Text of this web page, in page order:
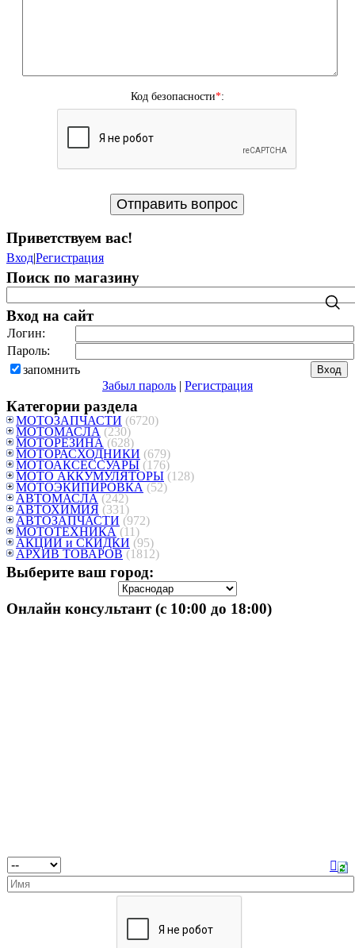
Код безопасности*:
Приветствуем вас!
Вход|Регистрация
Поиск по магазину
Вход на сайт
Логин:
Пароль:
запомнить
Забыл пароль | Регистрация
Категории раздела
МОТОЗАПЧАСТИ (6720)
МОТОМАСЛА (230)
МОТОРЕЗИНА (628)
МОТОРАСХОДНИКИ (679)
МОТОАКСЕССУАРЫ (176)
МОТО АККУМУЛЯТОРЫ (128)
МОТОЭКИПИРОВКА (52)
АВТОМАСЛА (242)
АВТОХИМИЯ (331)
АВТОЗАПЧАСТИ (972)
МОТОТЕХНИКА (11)
АКЦИИ и СКИДКИ (95)
АРХИВ ТОВАРОВ (1812)
Выберите ваш город:
Онлайн консультант (с 10:00 до 18:00)